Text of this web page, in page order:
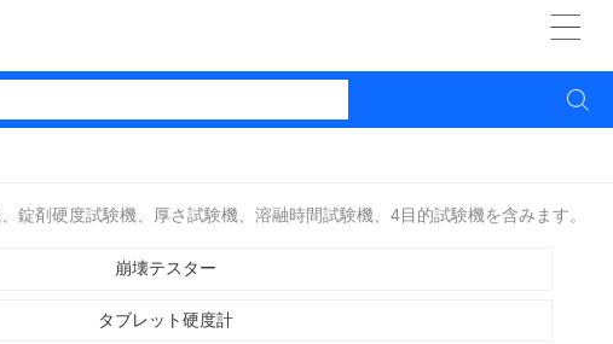


剤硬度試験機、厚さ試験機、溶融時間試験機、4目的試験機を含みます。
崩壊テスター
タブレット硬度計